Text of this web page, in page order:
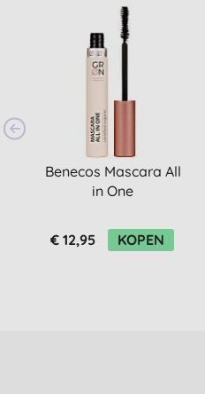
Benecos Mascara All
in One
€ 12,95 KOPEN